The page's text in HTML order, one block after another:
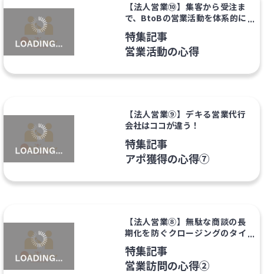
【法人営業⑩】集客から受注ま
で、BtoBの営業活動を体系的に
考える。
特集記事
営業活動の心得
【法人営業⑨】デキる営業代行
会社はココが違う！
特集記事
アポ獲得の心得⑦
【法人営業⑧】無駄な商談の長
期化を防ぐクロージングのタイ
ミングとは？
特集記事
営業訪問の心得②